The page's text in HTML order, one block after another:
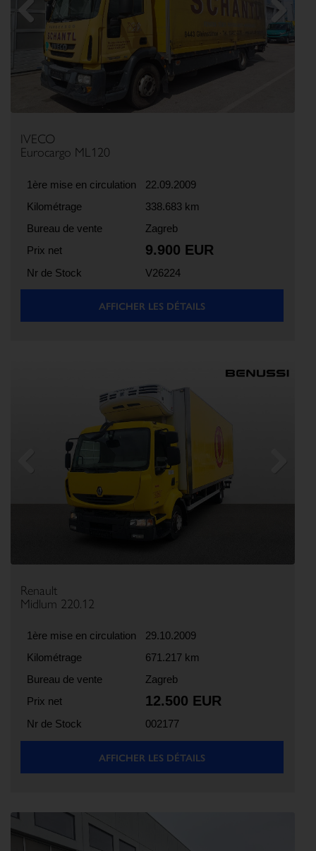
Previous Next
IVECO
Eurocargo ML120
1ère mise en circulation
22.09.2009
Kilométrage
338.683 km
Bureau de vente
Zagreb
Prix net
9.900 EUR
Nr de Stock V26224
AFFICHER LES DÉTAILS
Renault
Midlum 220.12
1ère mise en circulation
29.10.2009
Kilométrage
671.217 km
Bureau de vente
Zagreb
Prix net
12.500 EUR
Nr de Stock 002177
AFFICHER LES DÉTAILS